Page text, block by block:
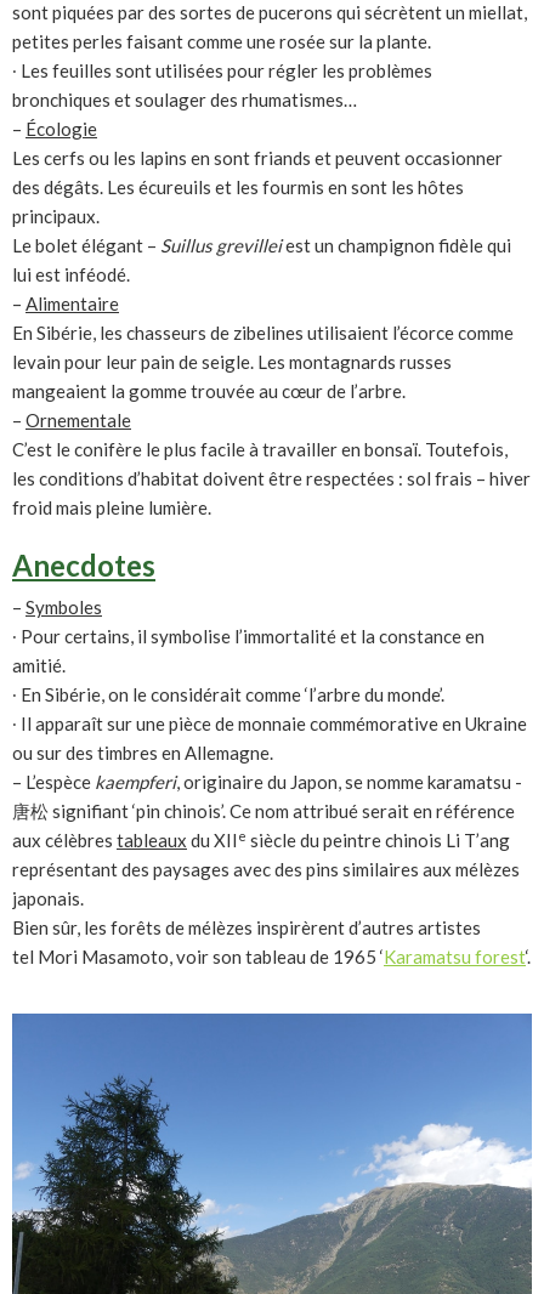
sont piquées par des sortes de pucerons qui sécrètent un miellat,
petites perles faisant comme une rosée sur la plante.
∙ Les feuilles sont utilisées pour régler les problèmes
bronchiques et soulager des rhumatismes…
– Écologie
Les cerfs ou les lapins en sont friands et peuvent occasionner
des dégâts. Les écureuils et les fourmis en sont les hôtes
principaux.
Le bolet élégant – Suillus grevilleiest un champignon fidèle qui
lui est inféodé.
– Alimentaire
En Sibérie, les chasseurs de zibelines utilisaient l’écorce comme
levain pour leur pain de seigle. Les montagnards russes
mangeaient la gomme trouvée au cœur de l’arbre.
– Ornementale
C’est le conifère le plus facile à travailler en bonsaï. Toutefois,
les conditions d’habitat doivent être respectées : sol frais – hiver
froid mais pleine lumière.
Anecdotes
– Symboles
∙ Pour certains, il symbolise l’immortalité et la constance en
amitié.
∙ En Sibérie, on le considérait comme ‘l’arbre du monde’.
∙ Il apparaît sur une pièce de monnaie commémorative en Ukraine
ou sur des timbres en Allemagne.
– L’espèce kaempferi, originaire du Japon, se nomme karamatsu -
唐松 signifiant ‘pin chinois’. Ce nom attribué serait en référence
aux célèbres tableaux du XII e siècle du peintre chinois Li T’ang
représentant des paysages avec des pins similaires aux mélèzes
japonais.
Bien sûr, les forêts de mélèzes inspirèrent d’autres artistes
tel Mori Masamoto, voir son tableau de 1965 ‘Karamatsu forest‘.